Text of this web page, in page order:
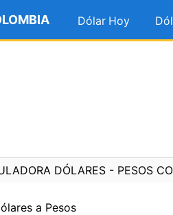
Dólar Hoy
DÓLARES - PESOS
a Pesos